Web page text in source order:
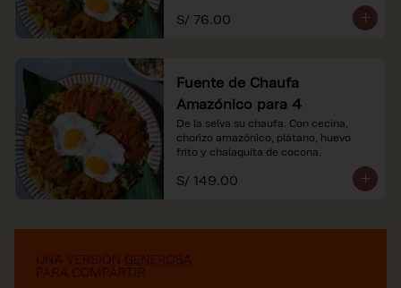
*Imágenes referenciales.
*Nuestros precios están expresados en
S/ 76.00
Fuente de Chaufa
Amazónico para 4
De la selva su chaufa. Con cecina,
chorizo amazónico, plátano, huevo
frito y chalaquita de cocona.
S/ 149.00